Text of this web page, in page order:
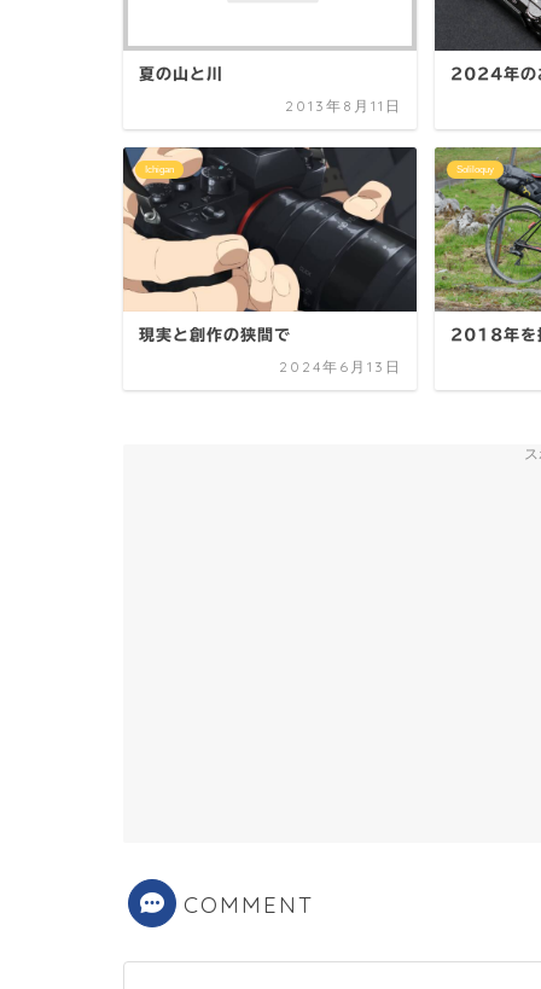
夏の山と川
2013年8月11日
2024年の
Ichigan
現実と創作の狭間で
2024年6月13日
Soliloquy
2018年を
COMMENT